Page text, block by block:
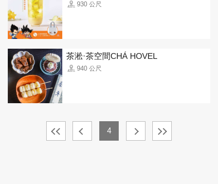
930 公尺
茶淞·茶空間CHÁ HOVEL
940 公尺
4